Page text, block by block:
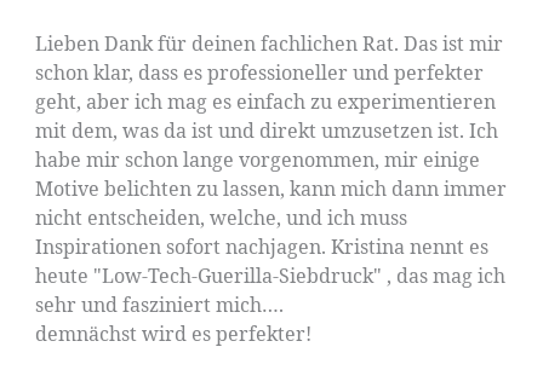
Lieben Dank für deinen fachlichen Rat. Das ist mir
schon klar, dass es professioneller und perfekter
geht, aber ich mag es einfach zu experimentieren
mit dem, was da ist und direkt umzusetzen ist. Ich
habe mir schon lange vorgenommen, mir einige
Motive belichten zu lassen, kann mich dann immer
nicht entscheiden, welche, und ich muss
Inspirationen sofort nachjagen. Kristina nennt es
heute "Low-Tech-Guerilla-Siebdruck" , das mag ich
sehr und fasziniert mich….
demnächst wird es perfekter!